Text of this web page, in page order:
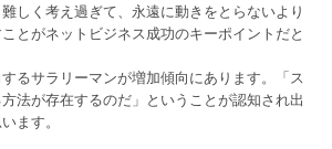
しく考え過ぎて、永遠に動きをとらないより
とがネットビジネス成功のキーポイントだと
るサラリーマンが増加傾向にあります。「ス
法が存在するのだ」ということが認知され出
ます。